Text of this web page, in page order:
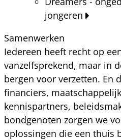
jongeren
Samenwerken
Iedereen heeft recht op
vanzelfsprekend, maar in
bergen voor verzetten. En
financiers,
kennispartners,
bondgenoten zorgen we
oplossingen die een thuis